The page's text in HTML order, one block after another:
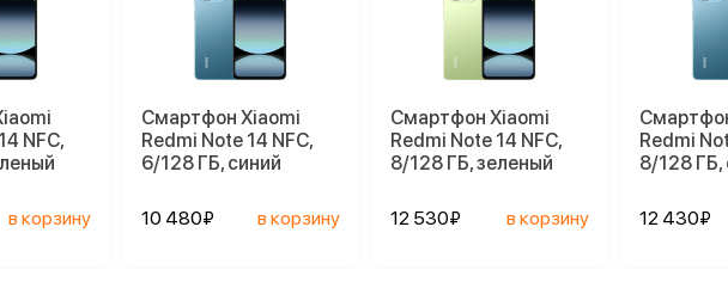
NFC,
в корзину
Смартфон Xiaomi
Redmi Note 14 NFC,
6/128 ГБ, синий
10 480₽ в корзину
Смартфон Xiaomi
Redmi Note 14 NFC,
8/128 ГБ, зеленый
12 530₽ в корзину
Redmi
8/128 ГБ,
12 430₽